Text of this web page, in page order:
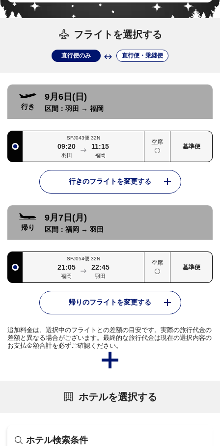
フライトを選択する
直行便のみ 直行便・乗継便
行き
9月6日(日)
区間： 羽田 → 福岡
SFJ043便 32N
09:20
羽田
11:15
福岡
空席
基準便
行きのフライトを変更する
帰り
9月7日(月)
区間： 福岡 → 羽田
SFJ054便 32N
21:05
福岡
22:45
羽田
空席
基準便
帰りのフライトを変更する
追加料金は、選択中のフライトとの差額の目安です。実際の旅行代金の
差額と異なる場合がございます。最終的な旅行代金は現在の選択内容の
お支払金額合計を必ずご確認ください。
ホテルを選択する
ホテル検索条件